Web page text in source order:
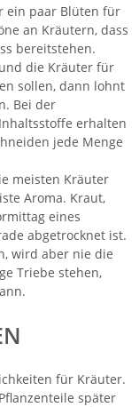
ein paar Blüten für
an Kräutern, dass
bereitstehen.
die Kräuter für
sollen, dann lohnt
Bei der
erhalten
jede Menge
meisten Kräuter
Aroma. Kraut,
eines
abgetrocknet ist.
wird aber nie die
Triebe stehen,
für Kräuter.
später